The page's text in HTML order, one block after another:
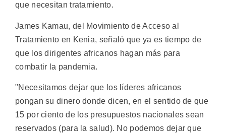
que necesitan tratamiento.
James Kamau, del Movimiento de Acceso al
Tratamiento en Kenia, señaló que ya es tiempo de
que los dirigentes africanos hagan más para
combatir la pandemia.
"Necesitamos dejar que los líderes africanos
pongan su dinero donde dicen, en el sentido de que
15 por ciento de los presupuestos nacionales sean
reservados (para la salud). No podemos dejar que